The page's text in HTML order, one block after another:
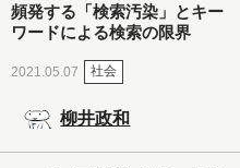
頻発する「検索汚染」とキー
ワードによる検索の限界
2021.05.07 社会
柳井政和